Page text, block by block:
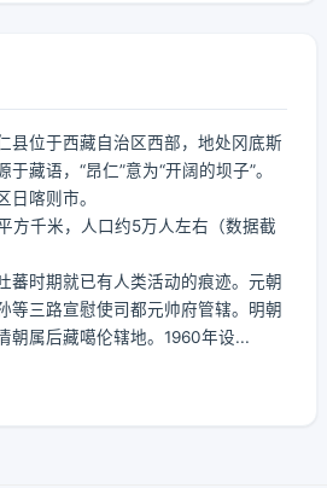
县位于西藏自治区西部，地处冈底斯
藏语，“昂仁”意为“开阔的坝子”。
日喀则市。
方千米，人口约5万人左右（数据截
蕃时期就已有人类活动的痕迹。元朝
等三路宣慰使司都元帅府管辖。明朝
朝属后藏噶伦辖地。1960年设...